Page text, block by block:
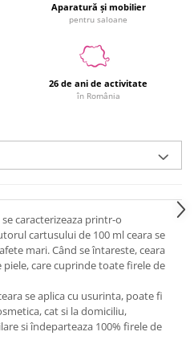
Aparatură și mobilier
pentru saloane
26 de ani de activitate
în România
caracterizeaza printr-o
cartusului de 100 ml ceara se
mari. Când se întareste, ceara
care cuprinde toate firele de
se aplica cu usurinta, poate fi
cat si la domiciliu,
si îndeparteaza 100% firele de